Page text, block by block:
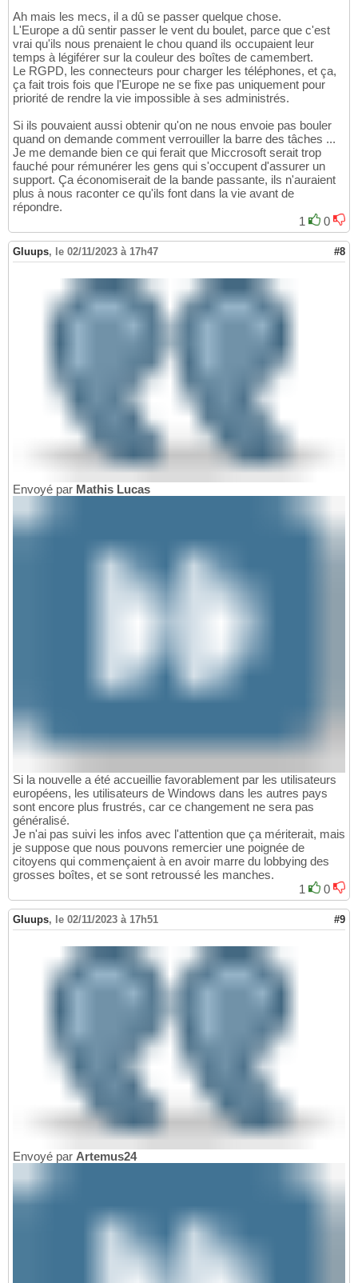
Ah mais les mecs, il a dû se passer quelque chose.
L'Europe a dû sentir passer le vent du boulet, parce que c'est
vrai qu'ils nous prenaient le chou quand ils occupaient leur
temps à légiférer sur la couleur des boîtes de camembert.
Le RGPD, les connecteurs pour charger les téléphones, et ça,
ça fait trois fois que l'Europe ne se fixe pas uniquement pour
priorité de rendre la vie impossible à ses administrés.
Si ils pouvaient aussi obtenir qu'on ne nous envoie pas bouler
quand on demande comment verrouiller la barre des tâches ...
Je me demande bien ce qui ferait que Miccrosoft serait trop
fauché pour rémunérer les gens qui s'occupent d'assurer un
support. Ça économiserait de la bande passante, ils n'auraient
plus à nous raconter ce qu'ils font dans la vie avant de
répondre.
1
0
Gluups, le 02/11/2023 à 17h47 #8
Envoyé par Mathis Lucas
Si la nouvelle a été accueillie favorablement par les utilisateurs
européens, les utilisateurs de Windows dans les autres pays
sont encore plus frustrés, car ce changement ne sera pas
généralisé.
Je n'ai pas suivi les infos avec l'attention que ça mériterait, mais
je suppose que nous pouvons remercier une poignée de
citoyens qui commençaient à en avoir marre du lobbying des
grosses boîtes, et se sont retroussé les manches.
1
0
Gluups, le 02/11/2023 à 17h51 #9
Envoyé par Artemus24